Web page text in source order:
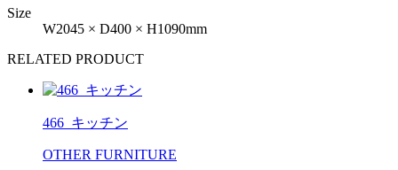
Size
W2045 × D400 × H1090mm
RELATED PRODUCT
466_キッチン
OTHER FURNITURE